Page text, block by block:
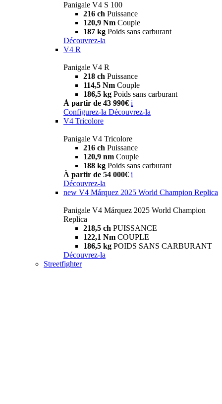
Panigale V4 S 100
216 ch Puissance
120,9 Nm Couple
187 kg Poids sans carburant
Découvrez-la
V4 R
Panigale V4 R
218 ch Puissance
114,5 Nm Couple
186,5 kg Poids sans carburant
À partir de 43 990€ i
Configurez-la Découvrez-la
V4 Tricolore
Panigale V4 Tricolore
216 ch Puissance
120,9 nm Couple
188 kg Poids sans carburant
À partir de 54 000€ i
Découvrez-la
new V4 Márquez 2025 World Champion Replica
Panigale V4 Márquez 2025 World Champion
Replica
218,5 ch PUISSANCE
122,1 Nm COUPLE
186,5 kg POIDS SANS CARBURANT
Découvrez-la
Streetfighter